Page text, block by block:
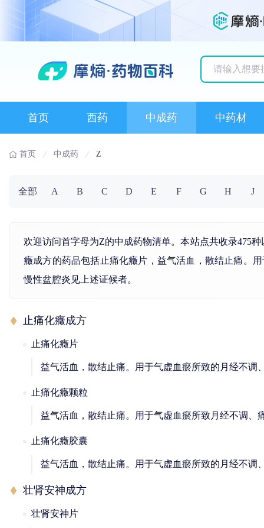
首页 西药 中成药 中药材
首页 中成药 Z
全部 A B C D E F G H J
欢迎访问首字母为Z的中成药物清单。本站点共收录475
癥成方的药品包括止痛化癥片，益气活血，散结止痛。
慢性盆腔炎见上述证候者。
止痛化癥成方
止痛化癥片
益气活血，散结止痛。用于气虚血瘀所致的月经不
止痛化癥颗粒
益气活血，散结止痛。用于气虚血瘀所致月经不调
止痛化癥胶囊
益气活血，散结止痛。用于气虚血瘀所致的月经不
壮肾安神成方
壮肾安神片